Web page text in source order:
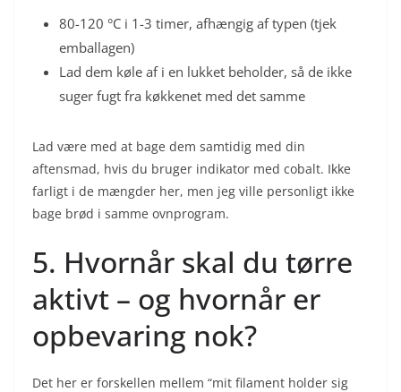
80-120 °C i 1-3 timer, afhængig af typen (tjek
emballagen)
Lad dem køle af i en lukket beholder, så de ikke
suger fugt fra køkkenet med det samme
Lad være med at bage dem samtidig med din
aftensmad, hvis du bruger indikator med cobalt. Ikke
farligt i de mængder her, men jeg ville personligt ikke
bage brød i samme ovnprogram.
5. Hvornår skal du tørre
aktivt – og hvornår er
opbevaring nok?
Det her er forskellen mellem “mit filament holder sig